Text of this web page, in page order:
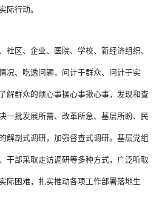
际行动。
社区、企业、医院、学校、新经济组织、
况、吃透问题，问计于群众、问计于实
解群众的烦心事操心事揪心事，发现和查
一批发展所需、改革所急、基层所盼、民
解剖式调研，加强督查式调研。基层党组
干部采取走访调研等多种方式，广泛听取
际困难，扎实推动各项工作部署落地生